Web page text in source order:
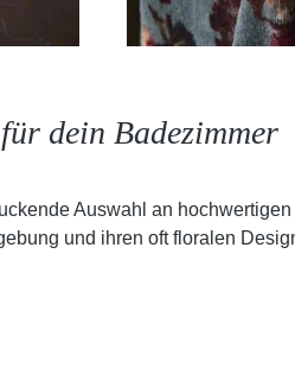
dein Badezimmer
Auswahl an
und ihren oft floralen